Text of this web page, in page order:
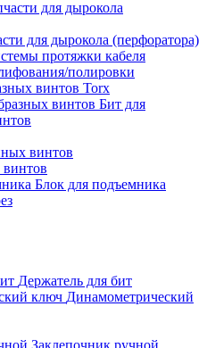
для дырокола (перфоратора)
протяжки кабеля
полировки
винтов Torx
Бит для
винтов
Блок для подъемника
Держатель для бит
Динамометрический
Заклепочник ручной